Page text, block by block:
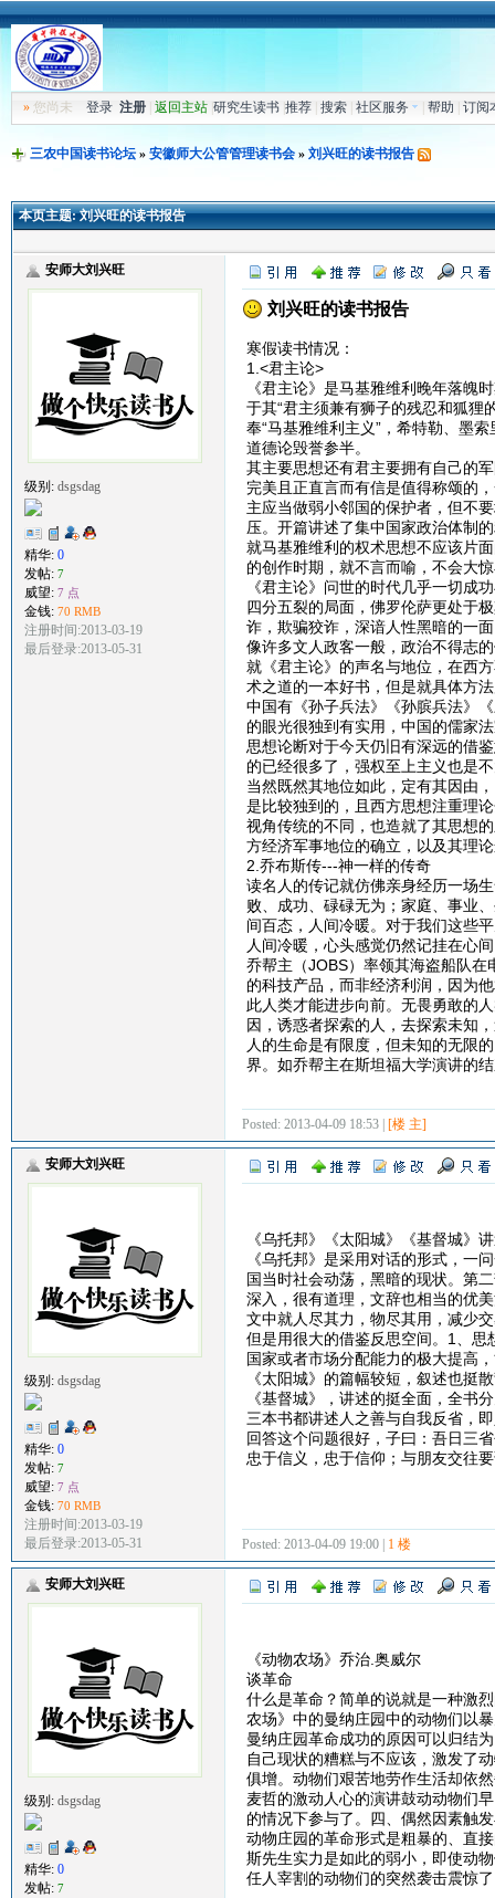
»您尚未 登录 注册| 返回主站| 研究生读书| 推荐| 搜索| 社区服务 帮助 订阅
三农中国读书论坛» 安徽师大公管管理读书会» 刘兴旺的读书报告
本页主题:刘兴旺的读书报告
安师大刘兴旺
级别: dsgsdag
精华: 0
发帖: 7
威望: 7 点
金钱: 70 RMB
注册时间:2013-03-19
最后登录:2013-05-31
刘兴旺的读书报告
寒假读书情况：
1.<君主论>
《君主论》是马基雅维利晚年落魄
于其“君主须兼有狮子的残忍和狐狸
奉“马基雅维利主义”，希特勒、墨
道德论毁誉参半。
其主要思想还有君主要拥有自己的
完美且正直言而有信是值得称颂的
主应当做弱小邻国的保护者，但不
压。开篇讲述了集中国家政治体制
就马基雅维利的权术思想不应该片
的创作时期，就不言而喻，不会大
《君主论》问世的时代几乎一切成
四分五裂的局面，佛罗伦萨更处于
诈，欺骗狡诈，深谙人性黑暗的一
像许多文人政客一般，政治不得志
就《君主论》的声名与地位，在西
术之道的一本好书，但是就具体方
中国有《孙子兵法》《孙膑兵法》
的眼光很独到有实用，中国的儒家
思想论断对于今天仍旧有深远的借
的已经很多了，强权至上主义也是
当然既然其地位如此，定有其因由
是比较独到的，且西方思想注重理
视角传统的不同，也造就了其思想
方经济军事地位的确立，以及其理
2.乔布斯传---神一样的传奇
读名人的传记就仿佛亲身经历一场
败、成功、碌碌无为；家庭、事业
间百态，人间冷暖。对于我们这些
人间冷暖，心头感觉仍然记挂在心
乔帮主（JOBS）率领其海盗船队
的科技产品，而非经济利润，因为
此人类才能进步向前。无畏勇敢的
因，诱惑者探索的人，去探索未知
人的生命是有限度，但未知的无限
界。如乔帮主在斯坦福大学演讲的
Posted: 2013-04-09 18:53 | [楼 主]
安师大刘兴旺
级别: dsgsdag
精华: 0
发帖: 7
威望: 7 点
金钱: 70 RMB
注册时间:2013-03-19
最后登录:2013-05-31
《乌托邦》《太阳城》《基督城》
《乌托邦》是采用对话的形式，一
国当时社会动荡，黑暗的现状。第
深入，很有道理，文辞也相当的优
文中就人尽其力，物尽其用，减少
但是用很大的借鉴反思空间。1、
国家或者市场分配能力的极大提高
《太阳城》的篇幅较短，叙述也挺
《基督城》，讲述的挺全面，全书
三本书都讲述人之善与自我反省，
回答这个问题很好，子曰：吾日三
忠于信义，忠于信仰；与朋友交往
Posted: 2013-04-09 19:00 | 1 楼
安师大刘兴旺
级别: dsgsdag
精华: 0
发帖: 7
《动物农场》乔治.奥威尔
谈革命
什么是革命？简单的说就是一种激
农场》中的曼纳庄园中的动物们以
曼纳庄园革命成功的原因可以归结
自己现状的糟糕与不应该，激发了
俱增。动物们艰苦地劳作生活却依
麦哲的激动人心的演讲鼓动动物们
的情况下参与了。四、偶然因素触
动物庄园的革命形式是粗暴的、直
斯先生实力是如此的弱小，即使动
任人宰割的动物们的突然袭击震惊